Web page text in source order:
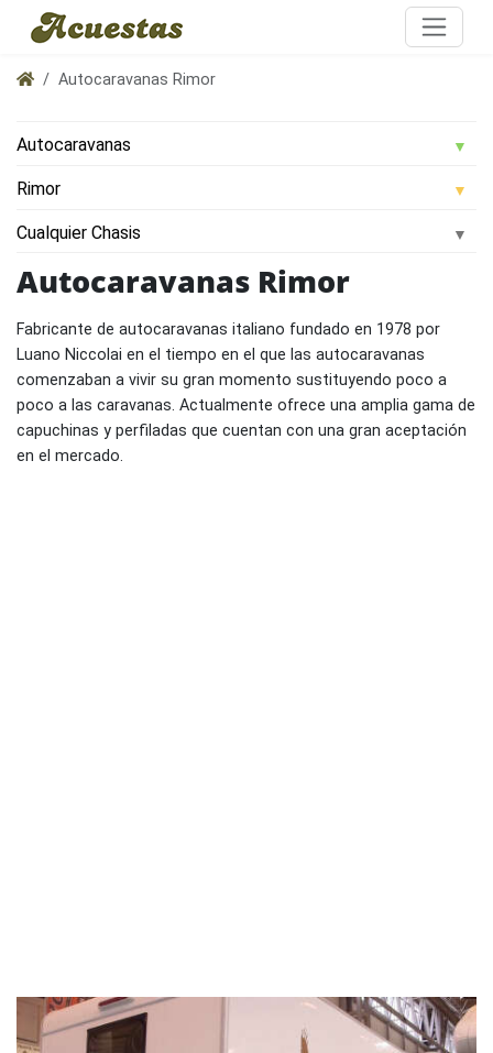
Autocaravanas Rimor
Autocaravanas Rimor
Fabricante de autocaravanas italiano fundado en 1978 por
Luano Niccolai en el tiempo en el que las autocaravanas
comenzaban a vivir su gran momento sustituyendo poco a
poco a las caravanas. Actualmente ofrece una amplia gama de
capuchinas y perfiladas que cuentan con una gran aceptación
en el mercado.